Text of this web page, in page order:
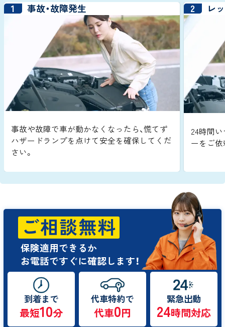
1 事故・故障発生
事故や故障で車が動かなくなったら、慌てず
ハザードランプを点けて安全を確保してくだ
さい。
2 レ
24時間い
ーをご依
ご相談無料
保険適用できるか
お電話ですぐに確認します！
到着まで
最短10分
代車特約で
代車0円
緊急出動
24時間対応